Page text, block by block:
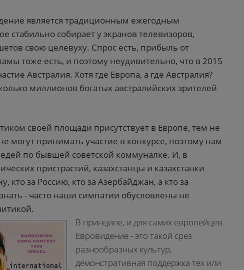
является традиционным ежегодным
стабильно собирает у экранов телевизоров,
свою целевуху. Спрос есть, прибыль от
тоже есть, и поэтому неудивительно, что в 2015
Австралия. Хотя где Европа, а где Австралия?
миллионов богатых австралийских зрителей
своей площади присутствует в Европе, тем не
могут принимать участие в конкурсе, поэтому нам
по бывшей советской коммуналке. И, в
пристрастий, казахстанцы и казахстанки
кто за Россию, кто за Азербайджан, а кто за
- часто наши симпатии обусловлены не
В принципе, и для самих европейцев
Евровидение - это такой срез
разнообразных культур,
демонстративная поддержка тех или